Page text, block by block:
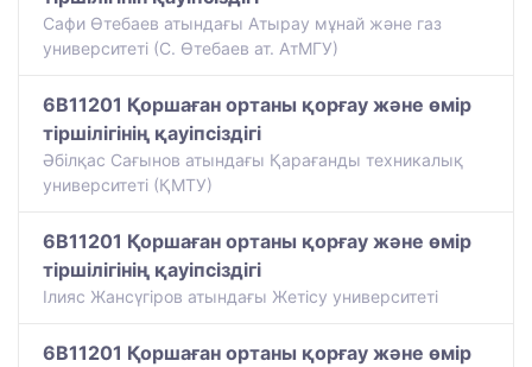
Сафи Өтебаев атындағы Атырау мұнай және газ
университеті (С. Өтебаев ат. АтМГУ)
6B11201 Қоршаған ортаны қорғау және өмір
тіршілігінің қауіпсіздігі
Әбілқас Сағынов атындағы Қарағанды техникалық
университеті (ҚМТУ)
6B11201 Қоршаған ортаны қорғау және өмір
тіршілігінің қауіпсіздігі
Ілияс Жансүгіров атындағы Жетісу университеті
6B11201 Қоршаған ортаны қорғау және өмір